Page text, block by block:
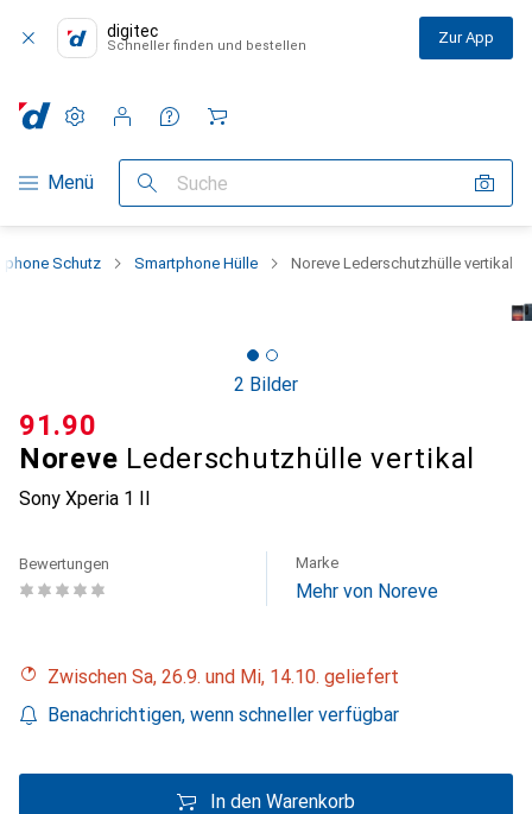
digitec
Schneller finden und bestellen Zur App
Navigation nach Kategorien
Menü Suche
Einstellungen
Kundenkonto
Vergleichslisten
Merklisten
Warenkorb
Schutz Smartphone Hülle Noreve Lederschutzhülle vertikal
2 Bilder
Noreve Lederschutzhülle vertikal
Sony Xperia 1 II
CHF
91.90
Bewertungen Marke
Mehr von Noreve
Zwischen Sa, 26.9. und Mi, 14.10. geliefert
Benachrichtigen, wenn schneller verfügbar
In den Warenkorb